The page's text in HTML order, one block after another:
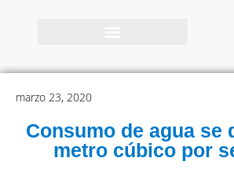
marzo 23, 2020
Consumo de agua se
metro cúbico por